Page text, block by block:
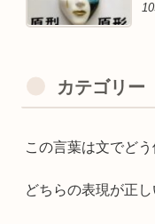
カテゴリー
この言葉は文でどう
どちらの表現が正し